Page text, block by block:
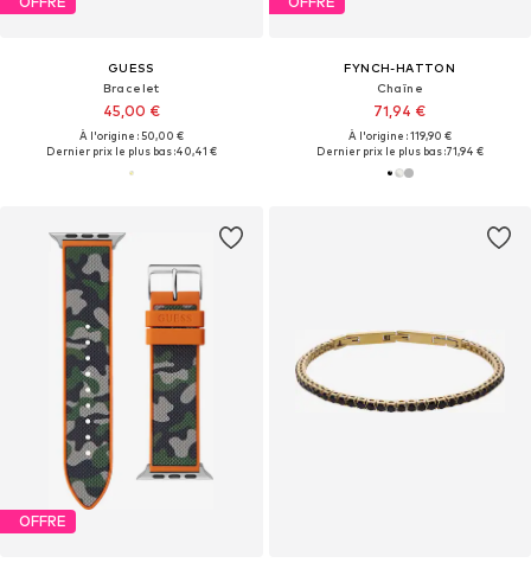
GUESS
Bracelet
45,00 €
À l'origine : 50,00 €
Dernier prix le plus bas :40,41 €
FYNCH-HATTON
Chaîne
71,94 €
À l'origine : 119,90 €
Dernier prix le plus bas :71,94 €
OFFRE